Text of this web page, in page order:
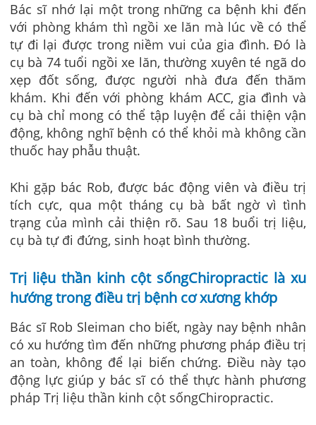
Bác sĩ nhớ lại một trong những ca bệnh khi đến
với phòng khám thì ngồi xe lăn mà lúc về có thể
tự đi lại được trong niềm vui của gia đình. Đó là
cụ bà 74 tuổi ngồi xe lăn, thường xuyên té ngã do
xẹp đốt sống, được người nhà đưa đến thăm
khám. Khi đến với phòng khám ACC, gia đình và
cụ bà chỉ mong có thể tập luyện để cải thiện vận
động, không nghĩ bệnh có thể khỏi mà không cần
thuốc hay phẫu thuật.
Khi gặp bác Rob, được bác động viên và điều trị
tích cực, qua một tháng cụ bà bất ngờ vì tình
trạng của mình cải thiện rõ. Sau 18 buổi trị liệu,
cụ bà tự đi đứng, sinh hoạt bình thường.
Trị liệu thần kinh cột sốngChiropractic là xu
hướng trong điều trị bệnh cơ xương khớp
Bác sĩ Rob Sleiman cho biết, ngày nay bệnh nhân
có xu hướng tìm đến những phương pháp điều trị
an toàn, không để lại biến chứng. Điều này tạo
động lực giúp y bác sĩ có thể thực hành phương
pháp Trị liệu thần kinh cột sốngChiropractic.